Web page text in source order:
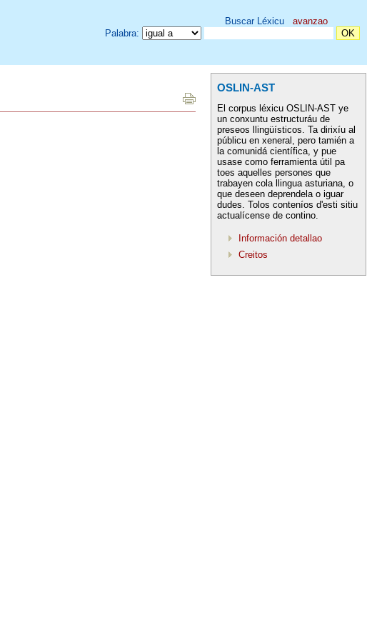
Buscar Léxicu avanzao
Palabra:
OSLIN-AST
El corpus léxicu OSLIN-AST ye
un conxuntu estructuráu de
preseos llingüísticos. Ta dirixíu al
públicu en xeneral, pero tamién a
la comunidá científica, y pue
usase como ferramienta útil pa
toes aquelles persones que
trabayen cola llingua asturiana, o
que deseen deprendela o iguar
dudes. Tolos conteníos d'esti sitiu
actualícense de contino.
Información detallao
Creitos